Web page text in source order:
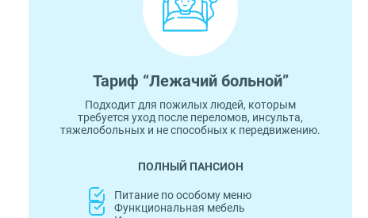
Тариф “Лежачий больной”
Подходит для пожилых людей, которым
требуется уход после переломов, инсульта,
тяжелобольных и не способных к передвижению.
ПОЛНЫЙ ПАНСИОН
Питание по особому меню
Функциональная мебель